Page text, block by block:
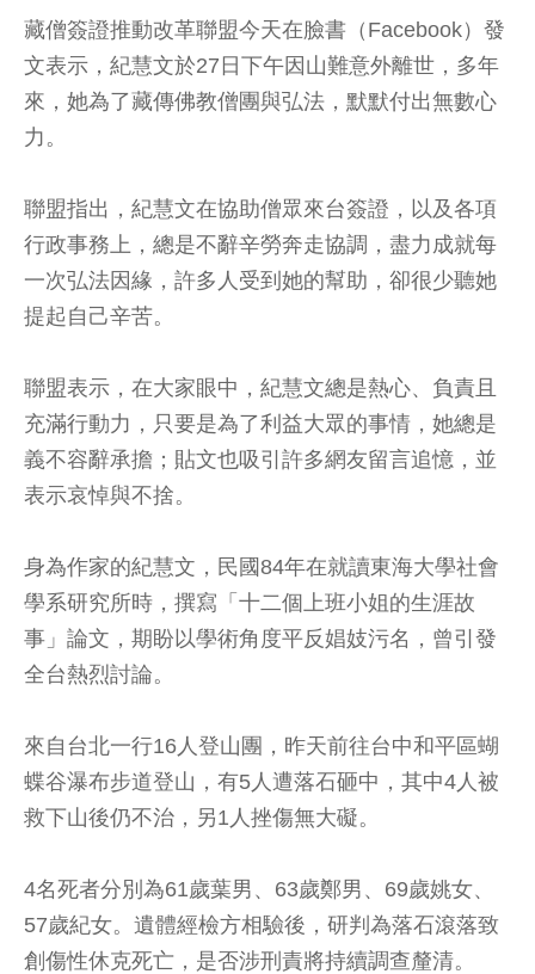
藏僧簽證推動改革聯盟今天在臉書（Facebook）發
文表示，紀慧文於27日下午因山難意外離世，多年
來，她為了藏傳佛教僧團與弘法，默默付出無數心
力。
聯盟指出，紀慧文在協助僧眾來台簽證，以及各項
行政事務上，總是不辭辛勞奔走協調，盡力成就每
一次弘法因緣，許多人受到她的幫助，卻很少聽她
提起自己辛苦。
聯盟表示，在大家眼中，紀慧文總是熱心、負責且
充滿行動力，只要是為了利益大眾的事情，她總是
義不容辭承擔；貼文也吸引許多網友留言追憶，並
表示哀悼與不捨。
身為作家的紀慧文，民國84年在就讀東海大學社會
學系研究所時，撰寫「十二個上班小姐的生涯故
事」論文，期盼以學術角度平反娼妓污名，曾引發
全台熱烈討論。
來自台北一行16人登山團，昨天前往台中和平區蝴
蝶谷瀑布步道登山，有5人遭落石砸中，其中4人被
救下山後仍不治，另1人挫傷無大礙。
4名死者分別為61歲葉男、63歲鄭男、69歲姚女、
57歲紀女。遺體經檢方相驗後，研判為落石滾落致
創傷性休克死亡，是否涉刑責將持續調查釐清。